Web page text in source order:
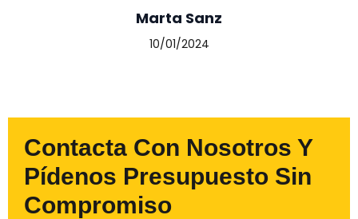
Marta Sanz
10/01/2024
Contacta Con Nosotros Y
Pídenos Presupuesto Sin
Compromiso